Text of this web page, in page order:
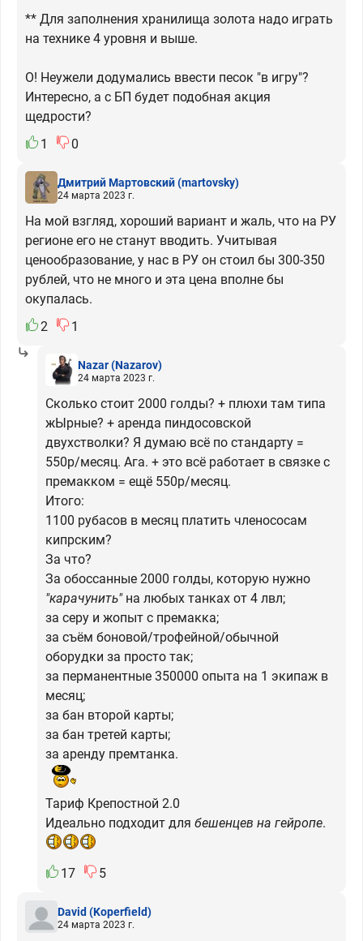
** Для заполнения хранилища золота надо играть
на технике 4 уровня и выше.
О! Неужели додумались ввести песок "в игру"?
Интересно, а с БП будет подобная акция
щедрости?
1
0
Дмитрий Мартовский(martovsky)
24 марта 2023 г.
На мой взгляд, хороший вариант и жаль, что на РУ
регионе его не станут вводить. Учитывая
ценообразование, у нас в РУ он стоил бы 300-350
рублей, что не много и эта цена вполне бы
окупалась.
2
1
Nazar(Nazarov)
24 марта 2023 г.
Сколько стоит 2000 голды? + плюхи там типа
жЫрные? + аренда пиндосовской
двухстволки? Я думаю всё по стандарту =
550р/месяц. Ага. + это всё работает в связке с
премакком = ещё 550р/месяц.
Итого:
1100 рубасов в месяц платить членососам
кипрским?
За что?
За обоссанные 2000 голды, которую нужно
"карачунить"на любых танках от 4 лвл;
за серу и жопыт с премакка;
за съём боновой/трофейной/обычной
оборудки за просто так;
за перманентные 350000 опыта на 1 экипаж в
месяц;
за бан второй карты;
за бан третей карты;
за аренду премтанка.
Тариф Крепостной 2.0
Идеально подходит для бешенцев на гейропе.
17 5
David(Koperfield)
24 марта 2023 г.